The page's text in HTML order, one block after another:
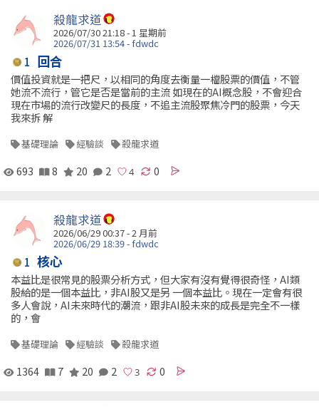
殺龍求道
2026/07/30 21:18 - 1 星期前
2026/07/31 13:54 - fdwdc
1 回合
價值投資就是一把尺，以相同的角度去衡量一檔股票的價值，不管
她流不流行，管它是否是當前的主流 如現在的AI概念股，不會迎合
現在市場的流行改變尺的長度，不追主流股聚焦冷門的股票，今天
我來拆 解
基礎理論 經驗談 殺龍求道
693 8 20 2 0
殺龍求道
2026/06/29 00:37 - 2 月前
2026/06/29 18:39 - fdwdc
1 核心
本益比是很常見的股票分析方式，但大家有沒有覺得很奇怪，AI類
股給的是一個本益比，非AI股又是另 一個本益比。現在一定會有很
多人會說，AI未來時代的潮流，跟非AI股未來的成長是完全不一樣
的，會
基礎理論 經驗談 殺龍求道
1364 7 20 2 0